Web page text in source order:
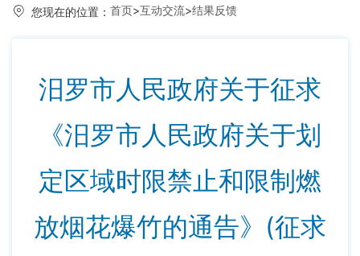
您现在的位置： 首页>互动交流>结果反馈
汨罗市人民政府关于征求
《汨罗市人民政府关于划
定区域时限禁止和限制燃
放烟花爆竹的通告》(征求